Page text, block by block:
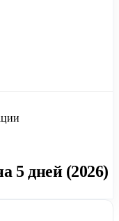
5 дней (2026)